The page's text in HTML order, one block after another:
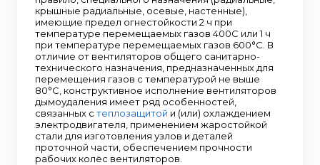
крышные радиальные, осевые, настенные),
имеющие предел огнестойкости 2 ч при
температуре перемещаемых газов 400С или 1 ч
при температуре перемещаемых газов 600°С. В
отличие от вентиляторов общего санитарно-
технического назначения, предназначенных для
перемещения газов с температурой не выше
80°С, конструктивное исполнение вентиляторов
дымоудаления имеет ряд особенностей,
связанных с теплозащитой и (или) охлаждением
электродвигателя, применением жаростойкой
стали для изготовления узлов и деталей
проточной части, обеспечением прочности
рабочих колёс вентиляторов.